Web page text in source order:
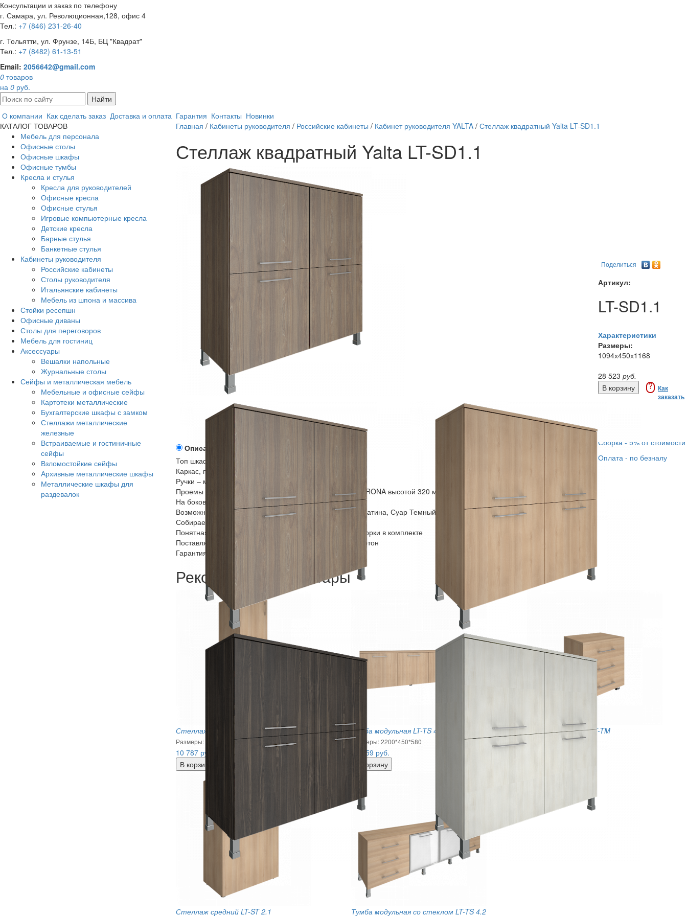
Консультации и заказ по телефону
г. Самара, ул. Революционная,128, офис 4
Тел.: +7 (846) 231-26-40
г. Тольятти, ул. Фрунзе, 14Б, БЦ "Квадрат"
Тел.: +7 (8482) 61-13-51
Email: 2056642@gmail.com
0 товаров
на 0 руб.
Найти
О компании Как сделать заказ Доставка и оплата Гарантия Контакты Новинки
КАТАЛОГ ТОВАРОВ
Мебель для персонала
Офисные столы
Офисные шкафы
Офисные тумбы
Кресла и стулья
Кресла для руководителей
Офисные кресла
Офисные стулья
Игровые компьютерные кресла
Детские кресла
Барные стулья
Банкетные стулья
Кабинеты руководителя
Российские кабинеты
Столы руководителя
Итальянские кабинеты
Мебель из шпона и массива
Стойки ресепшн
Офисные диваны
Столы для переговоров
Мебель для гостиниц
Аксессуары
Вешалки напольные
Журнальные столы
Сейфы и металлическая мебель
Мебельные и офисные сейфы
Картотеки металлические
Бухгалтерские шкафы с замком
Стеллажи металлические
железные
Встраиваемые и гостиничные
сейфы
Взломостойкие сейфы
Архивные металлические шкафы
Металлические шкафы для
раздевалок
Главная / Кабинеты руководителя / Российские кабинеты / Кабинет руководителя YALTA/ Стеллаж квадратный Yalta LT-SD1.1
Стеллаж квадратный Yalta LT-SD1.1
Описание
Топ шкафа из ЛДСП 22 мм, кромка ПВХ 2 мм.
Каркас, полки и двери – 18 мм, окантовка ПВХ 0,4 мм.
Ручки – металлические, цвет - хром матовый
Проемы обеспечивают размещение офисных папок CORONA высотой 320 мм
На боковинах имеются отверстия под установку дверей
Возможные цвета: Акация, Вяз благородный, Снежная Патина, Суар Темный
Собирается на эксцентриковой стяжке
Понятная инструкция и необходимая фурнитура для сборки в комплекте
Поставляется в разобранном виде, упакован в гофрокартон
Гарантия: 18 месяцев.
Поделиться
Артикул:
LT-SD1.1
Характеристики
Размеры:
1094х450х1168
28 523 руб.
? Как
заказать
Сборка - 5% от стоимости
Оплата - по безналу
Рекомендуемые товары
Стеллаж средний узкий закрытый LT-SU 2.3
Размеры: 400х450х1217
10 787 руб.
Тумба модульная LT-TS 4.7
Размеры: 2200*450*580
38 459 руб.
Тумба подкатная LT-TM
Размеры: 550х450х615
Стеллаж средний LT-ST 2.1 Тумба модульная со стеклом LT-TS 4.2